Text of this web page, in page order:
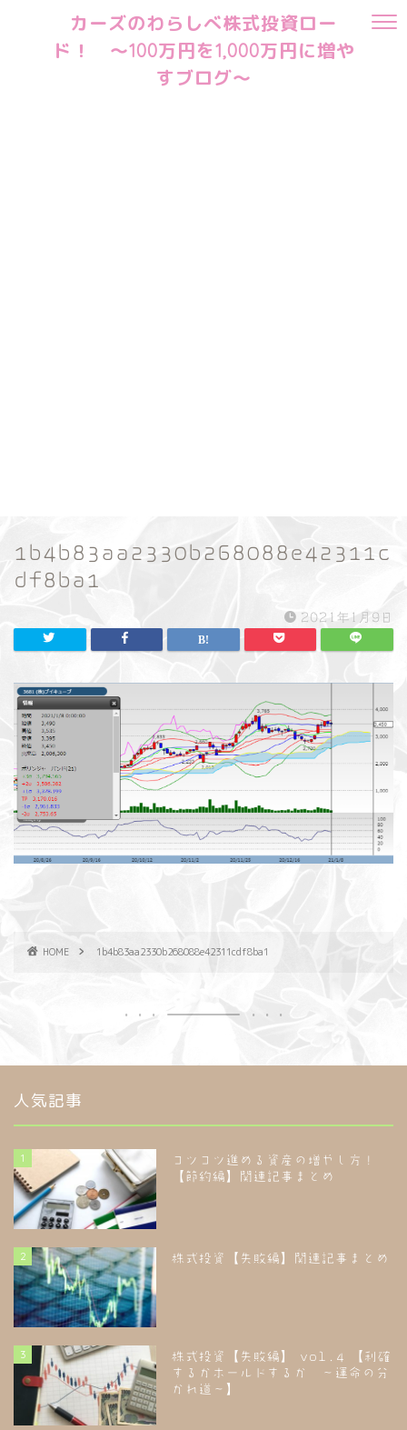
カーズのわらしべ株式投資ロー
ド！ ～100万円を1,000万円に増や
すブログ～
1b4b83aa2330b268088e42311c
df8ba1
2021年1月9日
HOME 1b4b83aa2330b268088e42311cdf8ba1
人気記事
1
コツコツ進める資産の増やし方！
【節約編】関連記事まとめ
2 株式投資【失敗編】関連記事まとめ
3
株式投資【失敗編】 vol.4 【利確
するかホールドするか ～運命の分
かれ道～】